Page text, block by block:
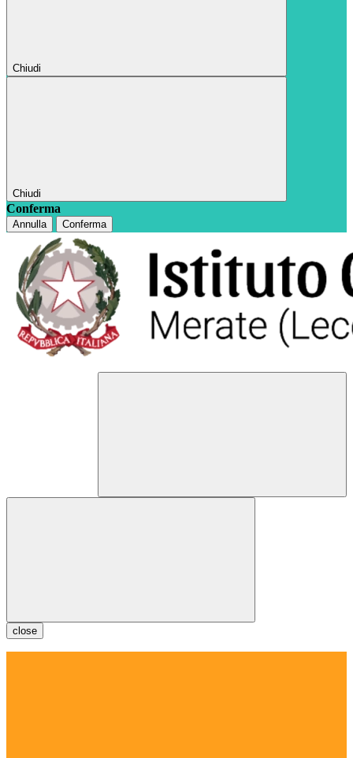
Chiudi
Chiudi
Conferma
Annulla Conferma
close